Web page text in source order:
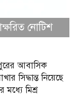
নোটিশ
আবাসিক
সিদ্ধান্ত নিয়েছে
মধ্যে মিশ্র